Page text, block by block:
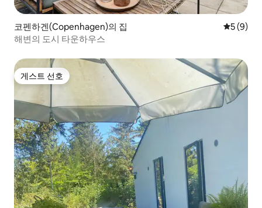
코펜하겐(Copenhagen)의 집 평점 5점
5 (9)
해변의 도시 타운하우스
게스트 선호
게스트 선호